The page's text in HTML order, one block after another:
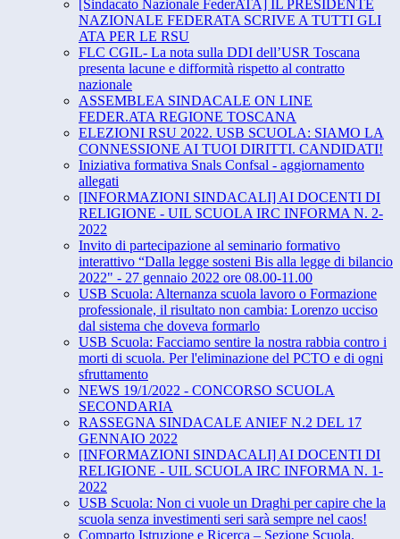
[Sindacato Nazionale FederATA] IL PRESIDENTE
NAZIONALE FEDERATA SCRIVE A TUTTI GLI
ATA PER LE RSU
FLC CGIL- La nota sulla DDI dell’USR Toscana
presenta lacune e difformità rispetto al contratto
nazionale
ASSEMBLEA SINDACALE ON LINE
FEDER.ATA REGIONE TOSCANA
ELEZIONI RSU 2022. USB SCUOLA: SIAMO LA
CONNESSIONE AI TUOI DIRITTI. CANDIDATI!
Iniziativa formativa Snals Confsal - aggiornamento
allegati
[INFORMAZIONI SINDACALI] AI DOCENTI DI
RELIGIONE - UIL SCUOLA IRC INFORMA N. 2-
2022
Invito di partecipazione al seminario formativo
interattivo “​Dalla legge sosteni Bis alla legge di bilancio
2022" - 27 ​gennaio 2022​ ore ​08.00-11.00
USB Scuola: Alternanza scuola lavoro o Formazione
professionale, il risultato non cambia: Lorenzo ucciso
dal sistema che doveva formarlo
USB Scuola: Facciamo sentire la nostra rabbia contro i
morti di scuola. Per l'eliminazione del PCTO e di ogni
sfruttamento
NEWS 19/1/2022 - CONCORSO SCUOLA
SECONDARIA
RASSEGNA SINDACALE ANIEF N.2 DEL 17
GENNAIO 2022
[INFORMAZIONI SINDACALI] AI DOCENTI DI
RELIGIONE - UIL SCUOLA IRC INFORMA N. 1-
2022
USB Scuola: Non ci vuole un Draghi per capire che la
scuola senza investimenti seri sarà sempre nel caos!
Comparto Istruzione e Ricerca – Sezione Scuola.